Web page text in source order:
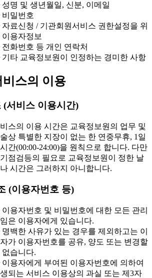
명 및 생년월일, 신분, 이메일
밀번호
료신청 / 기관회원서비스 권한설정을 위
이용자정보
화번호 등 개인 연락처
타 교육정보원이 인정하는 경미한 사항
비스의 이용
(서비스 이용시간)
스의 이용 시간은 교육정보원의 업무 및
상 특별한 지장이 없는 한 연중무휴, 1일
간(00:00-24:00)을 원칙으로 합니다. 다만
점검등의 필요로 교육정보원이 정한 날
시간은 그러하지 아니합니다.
(이용자번호 등)
용자번호 및 비밀번호에 대한 모든 관리
은 이용자에게 있습니다.
백한 사유가 있는 경우를 제외하고는 이
가 이용자번호를 공유, 양도 또는 변경할
없습니다.
용자에게 부여된 이용자번호에 의하여
되는 서비스 이용상의 과실 또는 제3자